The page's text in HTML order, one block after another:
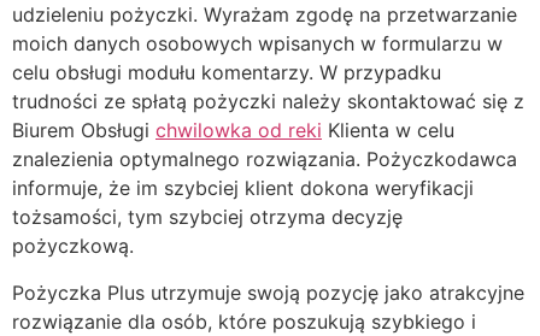
udzieleniu pożyczki. Wyrażam zgodę na przetwarzanie
moich danych osobowych wpisanych w formularzu w
celu obsługi modułu komentarzy. W przypadku
trudności ze spłatą pożyczki należy skontaktować się z
Biurem Obsługi chwilowka od reki Klienta w celu
znalezienia optymalnego rozwiązania. Pożyczkodawca
informuje, że im szybciej klient dokona weryfikacji
tożsamości, tym szybciej otrzyma decyzję
pożyczkową.
Pożyczka Plus utrzymuje swoją pozycję jako atrakcyjne
rozwiązanie dla osób, które poszukują szybkiego i